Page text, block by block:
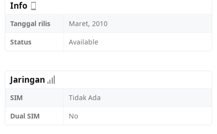
Info
Tanggal rilis
Maret, 2010
Status
Available
Jaringan
SIM
Tidak Ada
Dual SIM
No